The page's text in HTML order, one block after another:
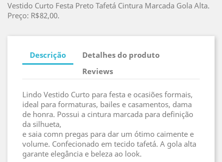
Vestido Curto Festa Preto Tafetá Cintura Marcada Gola Alta.
Preço: R$82,00.
Descrição
Detalhes do produto
Reviews
Lindo Vestido Curto para festa e ocasiões formais,
ideal para formaturas, bailes e casamentos, dama
de honra. Possui a cintura marcada para definição
da silhueta,
e saia comn pregas para dar um ótimo caimente e
volume. Confecionado em tecido tafetá. A gola alta
garante elegância e beleza ao look.